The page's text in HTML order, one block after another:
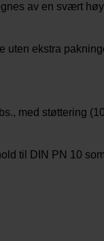
av en svært
ekstra
med støttering
til DIN PN 10